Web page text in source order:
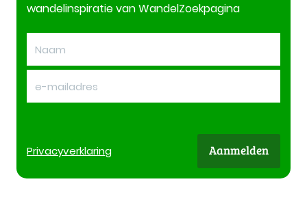
wandelinspiratie van WandelZoekpagina
Privacyverklaring Aanmelden